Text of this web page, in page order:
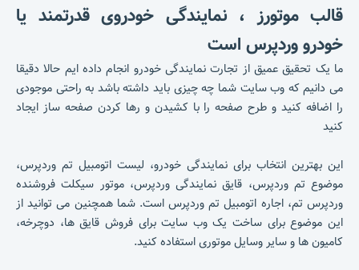
قالب موتورز ، نمایندگی خودروی قدرتمند یا
خودرو وردپرس است
ما یک تحقیق عمیق از تجارت نمایندگی خودرو انجام داده ایم حالا دقیقا
می دانیم که وب سایت شما چه چیزی باید داشته باشد به راحتی موجودی
را اضافه کنید و طرح صفحه را با کشیدن و رها کردن صفحه ساز ایجاد
کنید
این بهترین انتخاب برای نمایندگی خودرو، لیست اتومبیل تم وردپرس،
موضوع تم وردپرس، قایق نمایندگی وردپرس، موتور سیکلت فروشنده
وردپرس تم، اجاره اتومبیل تم وردپرس است. شما همچنین می توانید از
این موضوع برای ساخت یک وب سایت برای فروش قایق ها، دوچرخه،
کامیون ها و سایر وسایل موتوری استفاده کنید.